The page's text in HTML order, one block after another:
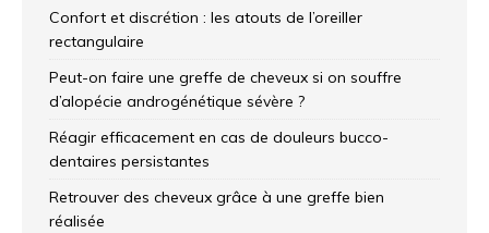
Confort et discrétion : les atouts de l’oreiller
rectangulaire
Peut-on faire une greffe de cheveux si on souffre
d’alopécie androgénétique sévère ?
Réagir efficacement en cas de douleurs bucco-
dentaires persistantes
Retrouver des cheveux grâce à une greffe bien
réalisée